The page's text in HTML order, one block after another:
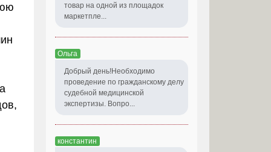
товар на одной из площадок
маркетпле...
Ольга
Добрый день!Необходимо
проведение по гражданскому делу
судебной медицинской
экспертизы. Вопро...
константин